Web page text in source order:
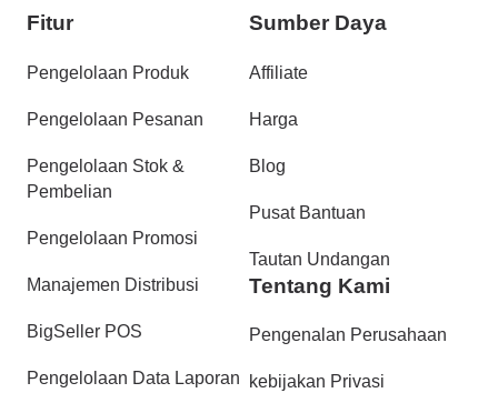
Fitur
Pengelolaan Produk
Pengelolaan Pesanan
Pengelolaan Stok &
Pembelian
Pengelolaan Promosi
Manajemen Distribusi
BigSeller POS
Pengelolaan Data Laporan
Sumber Daya
Affiliate
Harga
Blog
Pusat Bantuan
Tautan Undangan
Tentang Kami
Pengenalan Perusahaan
kebijakan Privasi